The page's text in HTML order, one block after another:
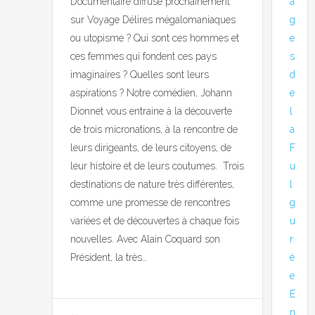
sur Voyage Délires mégalomaniaques
ou utopisme ? Qui sont ces hommes et
ces femmes qui fondent ces pays
imaginaires ? Quelles sont leurs
aspirations ? Notre comédien, Johann
Dionnet vous entraine à la découverte
de trois micronations, à la rencontre de
leurs dirigeants, de leurs citoyens, de
leur histoire et de leurs coutumes. Trois
destinations de nature très différentes,
comme une promesse de rencontres
variées et de découvertes à chaque fois
nouvelles. Avec Alain Coquard son
Président, la très…
g
e
s
d
e
a
F
u
g
u
r
é
e
E
n